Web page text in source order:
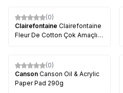
(0)
Clairefontaine Clairefontaine
Fleur De Cotton Çok Amaçlı
(0)
Canson Canson Oil & Acrylic
Paper Pad 290g